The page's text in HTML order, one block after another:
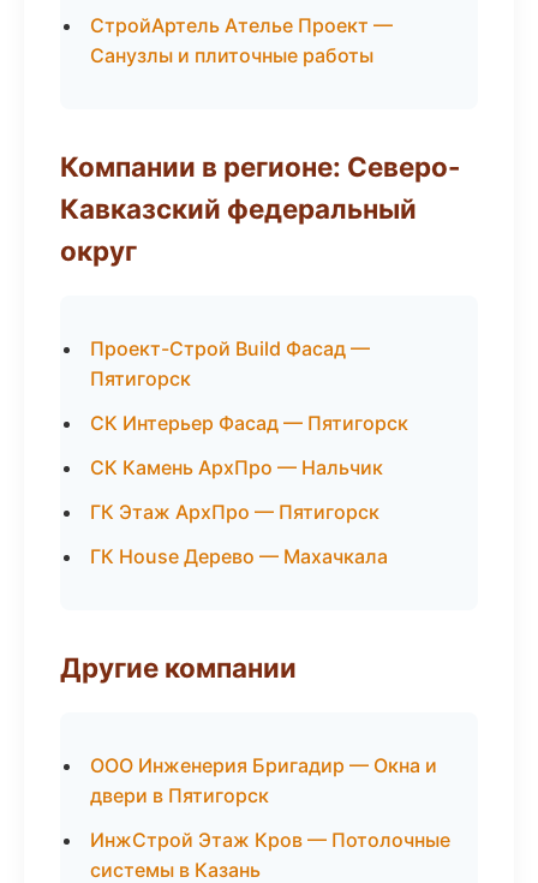
СтройАртель Ателье Проект —
Санузлы и плиточные работы
Компании в регионе: Северо-
Кавказский федеральный
округ
Проект-Строй Build Фасад —
Пятигорск
СК Интерьер Фасад — Пятигорск
СК Камень АрхПро — Нальчик
ГК Этаж АрхПро — Пятигорск
ГК House Дерево — Махачкала
Другие компании
ООО Инженерия Бригадир — Окна и
двери в Пятигорск
ИнжСтрой Этаж Кров — Потолочные
системы в Казань